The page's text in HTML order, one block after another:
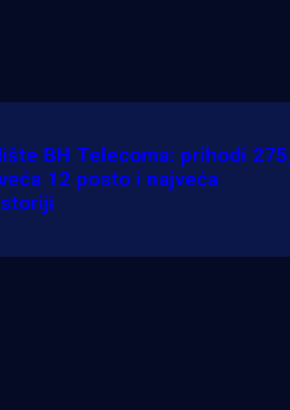
htio poručiti?
dolazi u veoma
trenutku!
BH Telecoma: prihodi
12 posto i najveća